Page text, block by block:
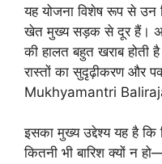
यह योजना विशेष रूप से उन
खेत मुख्य सड़क से दूर हैं।
की हालत बहुत खराब
रास्तों का सुदृढ़ीकरण और
Mukhyamantri
इसका मुख्य उद्देश्य यह है
कितनी भी बारिश क्यों न